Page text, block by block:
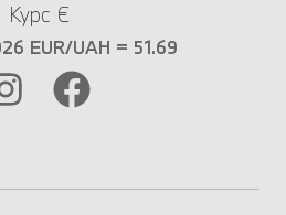
Курс €
EUR/UAH = 51.69